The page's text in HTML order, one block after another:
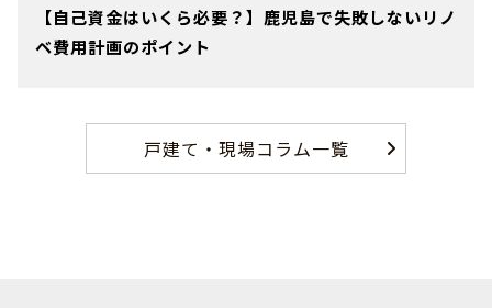
【自己資金はいくら必要？】鹿児島で失敗しないリノ
ベ費用計画のポイント
戸建て・現場コラム一覧